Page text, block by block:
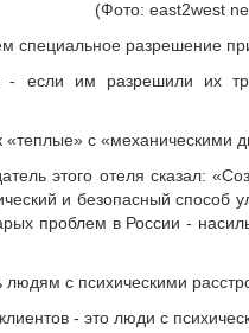
(Фото: east2west
специальное разрешение
- если им разрешили
«теплые» с «механическими
этого отеля сказал:
и безопасный способ
проблем в России -
с психическими
- это люди с